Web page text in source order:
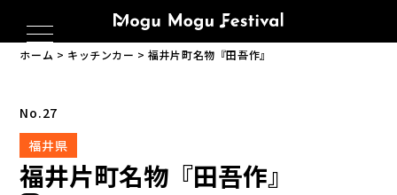
ホーム キッチンカー 福井片町名物『田吾作』
No.27
福井県
福井片町名物『田吾作』